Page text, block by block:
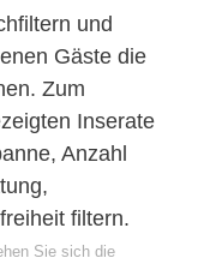
und
Gäste die
Zum
Inserate
Anzahl
filtern.
Sie sich die